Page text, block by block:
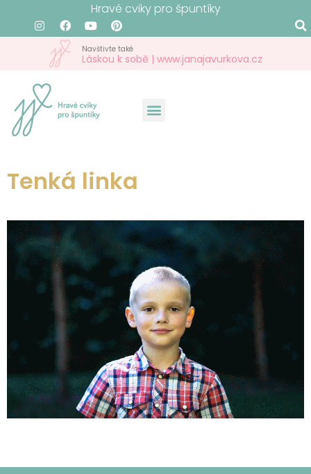
Hravé cviky pro špuntíky
Navštivte také
Láskou k sobě | www.janajavurkova.cz
Tenká linka